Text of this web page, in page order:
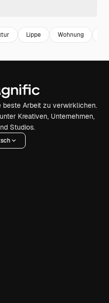
Lippe Wohnung
beste Arbeit zu verwirklichen.
Kreativen, Unternehmen,
Studios.